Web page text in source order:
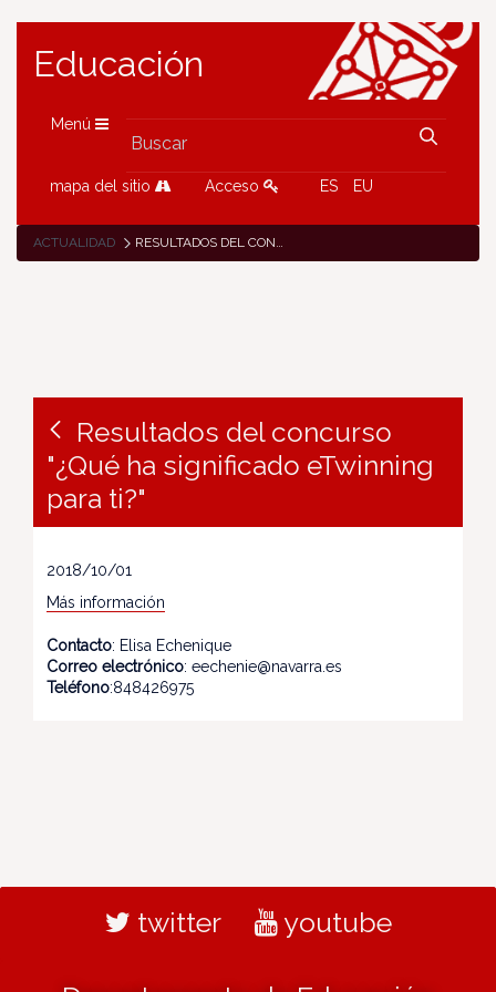
Educación
Menú
mapa del sitio Acceso ES EU
ACTUALIDAD RESULTADOS DEL CONCURSO "¿QUÉ HA SIGNIFICADO ETWINNING PARA TI?"
Resultados del concurso
"¿Qué ha significado eTwinning
para ti?"
2018/10/01
Más información
Contacto: Elisa Echenique
Correo electrónico: eechenie@navarra.es
Teléfono:848426975
twitter youtube